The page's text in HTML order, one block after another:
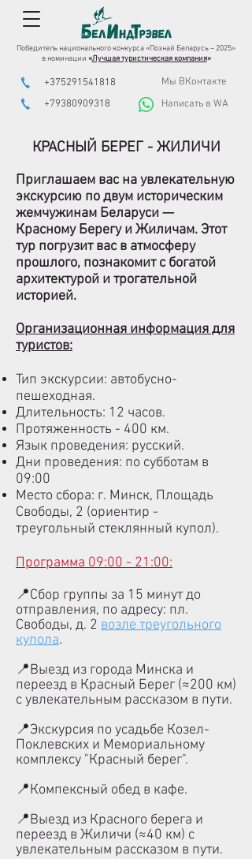
Победитель национального конкурса «Познай Беларусь – 2025»
в номинации «Лучшая туристическая компания»
+375291541818
Мы ВКонтакте
+79380909318
Написать в WA
КРАСНЫЙ БЕРЕГ - ЖИЛИЧИ
Приглашаем вас на увлекательную
экскурсию по двум историческим
жемчужинам Беларуси —
Красному БерегуиЖиличам. Этот
тур погрузит вас в атмосферу
прошлого, познакомит с богатой
архитектурой и трогательной
историей.
Организационная информация для
туристов:
Тип экскурсии: автобусно-
пешеходная.
Длительность: 12 часов.
Протяженность - 400 км.
Язык проведения: русский.
Дни проведения: по субботам в
09:00
Место сбора: г. Минск, Площадь
Свободы, 2 (ориентир -
треугольный стеклянный купол).
​​Программа 09:00 - 21:00:
📍Сбор группы за 15 минут до
отправления, по адресу: пл.
Свободы, д. 2 возле треугольного
купола.
📍Выезд из города Минска и
переезд в Красный Берег (≈200 км)
с увлекательным рассказом в пути.
📍Экскурсия по усадьбе Козел-
Поклевских и Мемориальному
комплексу "Красный берег".
📍Компексный обед в кафе.
📍Выезд из Красного берега и
переезд в Жиличи (≈40 км) с
увлекательным рассказом в пути.